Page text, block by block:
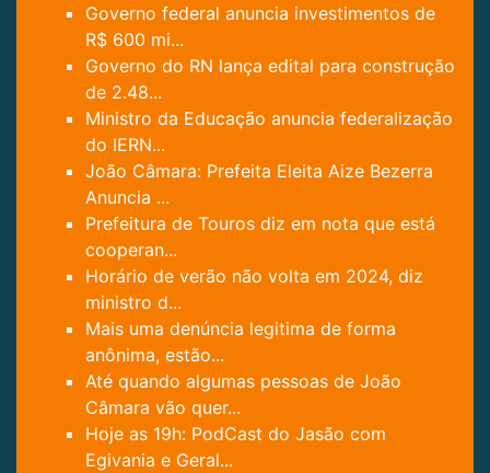
Governo federal anuncia investimentos de
R$ 600 mi...
Governo do RN lança edital para construção
de 2.48...
Ministro da Educação anuncia federalização
do IERN...
João Câmara: Prefeita Eleita Aize Bezerra
Anuncia ...
Prefeitura de Touros diz em nota que está
cooperan...
Horário de verão não volta em 2024, diz
ministro d...
Mais uma denúncia legitima de forma
anônima, estão...
Até quando algumas pessoas de João
Câmara vão quer...
Hoje as 19h: PodCast do Jasão com
Egivania e Geral...